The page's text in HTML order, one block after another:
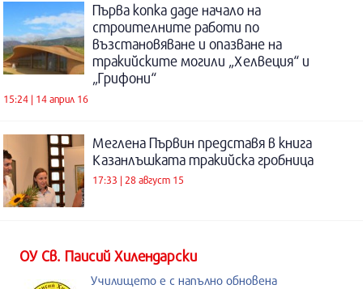
Първа копка даде начало на
строителните работи по
възстановяване и опазване на
тракийските могили „Хелвеция“ и
„Грифони“
15:24 | 14 април 16
Меглена Първин представя в книга
Казанлъшката тракийска гробница
17:33 | 28 август 15
ОУ Св. Паисий Хилендарски
Училището е с напълно обновена